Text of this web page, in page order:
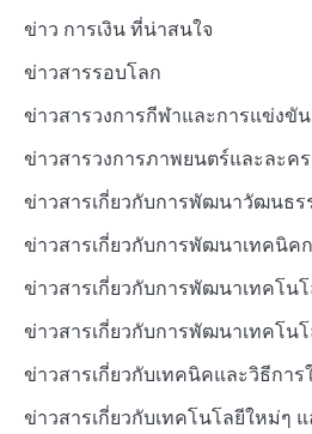
ข่าว การเงิน ที่น่าสนใจ
ข่าวสารรอบโลก
ข่าวสารวงการกีฬาและการแข่งขัน
ข่าวสารวงการภาพยนตร์และละคร
ข่าวสารเกี่ยวกับการพัฒนาวัฒนธร
ข่าวสารเกี่ยวกับการพัฒนาเทคนิคก
ข่าวสารเกี่ยวกับการพัฒนาเทคโนโ
ข่าวสารเกี่ยวกับการพัฒนาเทคโน
ข่าวสารเกี่ยวกับเทคนิคและวิธีการ
ข่าวสารเกี่ยวกับเทคโนโลยีใหม่ๆ